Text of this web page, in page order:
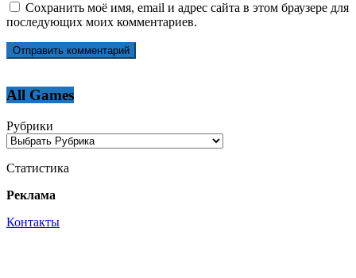
Сохранить моё имя, email и адрес сайта в этом браузере для
последующих моих комментариев.
All Games
Рубрики
Статистика
Реклама
Контакты